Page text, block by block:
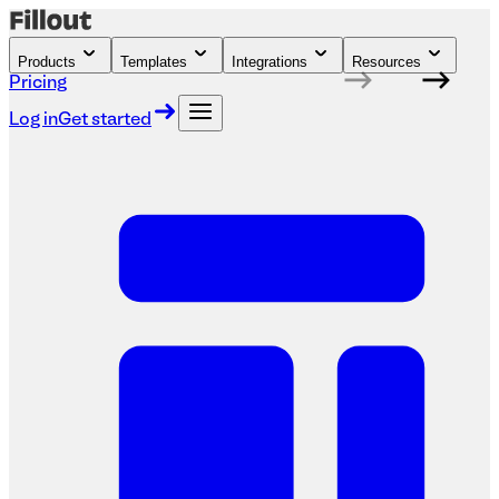
Products Templates Integrations Resources
Pricing
Log inGet started